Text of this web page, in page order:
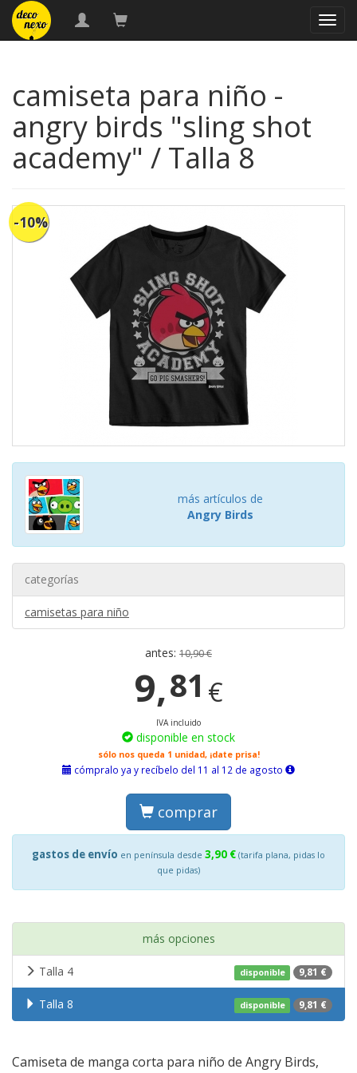
camiseta para niño -
angry birds "sling shot
academy" / Talla 8
-10%
más artículos de
Angry Birds
categorías
camisetas para niño
antes: 10,90 €
9,81 €
IVA incluido
disponible en stock
sólo nos queda 1 unidad, ¡date prisa!
cómpralo ya y recíbelo del 11 al 12 de agosto
comprar
gastos de envío en península desde 3,90 € (tarifa plana, pidas lo
que pidas)
más opciones
disponible 9,81 €
Talla 4
disponible 9,81 €
Talla 8
Camiseta de manga corta para niño de Angry Birds,